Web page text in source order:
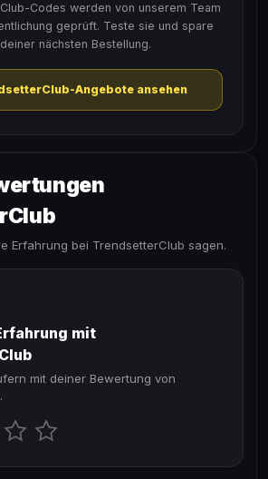
Codes werden von unserem Team
geprüft. Teste sie und spare
nächsten Bestellung.
Angebote ansehen
Erfahrung bei TrendsetterClub sagen.
mit
mit deiner Bewertung von